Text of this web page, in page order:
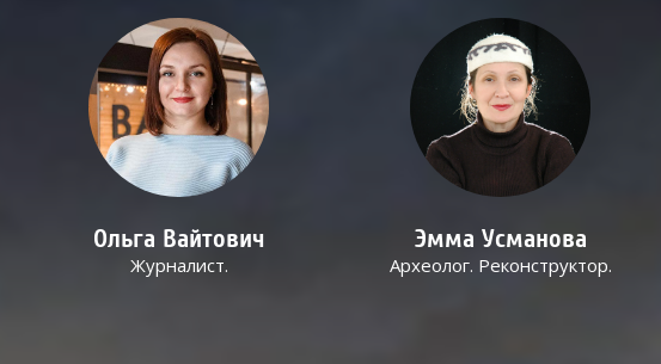
Ольга Вайтович
Журналист.
Эмма Усманова
Археолог. Реконструктор.